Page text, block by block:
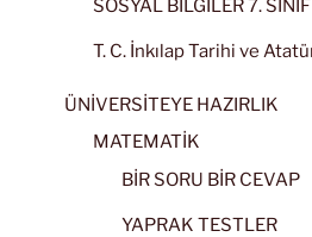
SOSYAL BİLGİLER 7. SINIF
T. C. İnkılap Tarihi ve
ÜNİVERSİTEYE HAZIRLIK
MATEMATİK
BİR SORU BİR CEVAP
YAPRAK TESTLER